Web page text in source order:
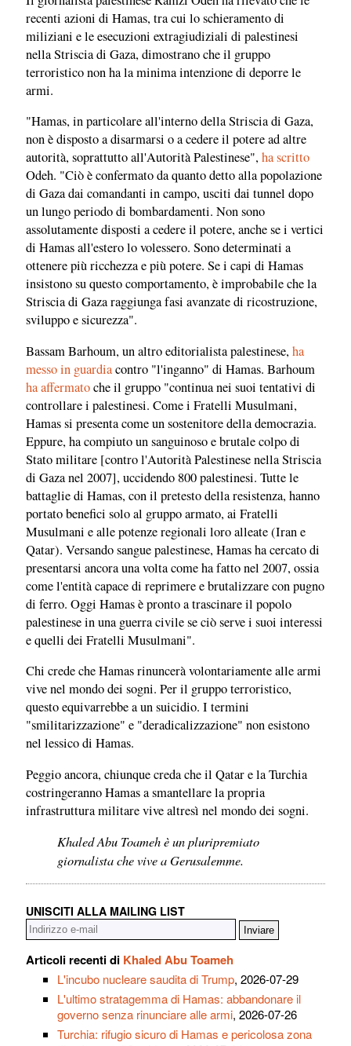
recenti azioni di Hamas, tra cui lo schieramento di
miliziani e le esecuzioni extragiudiziali di palestinesi
nella Striscia di Gaza, dimostrano che il gruppo
terroristico non ha la minima intenzione di deporre le
armi.
"Hamas, in particolare all'interno della Striscia di Gaza,
non è disposto a disarmarsi o a cedere il potere ad altre
autorità, soprattutto all'Autorità Palestinese",ha scritto
Odeh. "Ciò è confermato da quanto detto alla popolazione
di Gaza dai comandanti in campo, usciti dai tunnel dopo
un lungo periodo di bombardamenti. Non sono
assolutamente disposti a cedere il potere, anche se i vertici
di Hamas all'estero lo volessero. Sono determinati a
ottenere più ricchezza e più potere. Se i capi di Hamas
insistono su questo comportamento, è improbabile che la
Striscia di Gaza raggiunga fasi avanzate di ricostruzione,
sviluppo e sicurezza".
Bassam Barhoum, un altro editorialista palestinese,ha
messo in guardiacontro "l'inganno" di Hamas. Barhoum
ha affermatoche il gruppo "continua nei suoi tentativi di
controllare i palestinesi. Come i Fratelli Musulmani,
Hamas si presenta come un sostenitore della democrazia.
Eppure, ha compiuto un sanguinoso e brutale colpo di
Stato militare [contro l'Autorità Palestinese nella Striscia
di Gaza nel 2007], uccidendo 800 palestinesi. Tutte le
battaglie di Hamas, con il pretesto della resistenza, hanno
portato benefici solo al gruppo armato, ai Fratelli
Musulmani e alle potenze regionali loro alleate (Iran e
Qatar). Versando sangue palestinese, Hamas ha cercato di
presentarsi ancora una volta come ha fatto nel 2007, ossia
come l'entità capace di reprimere e brutalizzare con pugno
di ferro. Oggi Hamas è pronto a trascinare il popolo
palestinese in una guerra civile se ciò serve i suoi interessi
e quelli dei Fratelli Musulmani".
Chi crede che Hamas rinuncerà volontariamente alle armi
vive nel mondo dei sogni. Per il gruppo terroristico,
questo equivarrebbe a un suicidio. I termini
"smilitarizzazione" e "deradicalizzazione" non esistono
nel lessico di Hamas.
Peggio ancora, chiunque creda che il Qatar e la Turchia
costringeranno Hamas a smantellare la propria
infrastruttura militare vive altresì nel mondo dei sogni.
Khaled Abu Toameh è un pluripremiato
giornalista che vive a Gerusalemme.
UNISCITI ALLA MAILING LIST
Articoli recenti di Khaled Abu Toameh
L'incubo nucleare saudita di Trump, 2026-07-29
L'ultimo stratagemma di Hamas: abbandonare il
governo senza rinunciare alle armi, 2026-07-26
Turchia: rifugio sicuro di Hamas e pericolosa zona